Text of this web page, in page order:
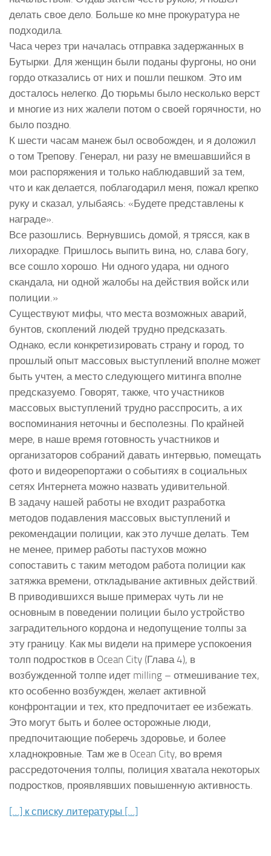
делать свое дело. Больше ко мне прокуратура не
подходила.
Часа через три началась отправка задержанных в
Бутырки. Для женщин были поданы фургоны, но они
гордо отказались от них и пошли пешком. Это им
досталось нелегко. До тюрьмы было несколько верст
и многие из них жалели потом о своей горячности, но
было поздно.
К шести часам манеж был освобожден, и я доложил
о том Трепову. Генерал, ни разу не вмешавшийся в
мои распоряжения и только наблюдавший за тем,
что и как делается, поблагодарил меня, пожал крепко
руку и сказал, улыбаясь: «Будете представлены к
награде».
Все разошлись. Вернувшись домой, я трясся, как в
лихорадке. Пришлось выпить вина, но, слава богу,
все сошло хорошо. Ни одного удара, ни одного
скандала, ни одной жалобы на действия войск или
полиции.»
Существуют мифы, что места возможных аварий,
бунтов, скоплений людей трудно предсказать.
Однако, если конкретизировать страну и город, то
прошлый опыт массовых выступлений вполне может
быть учтен, а место следующего митинга вполне
предсказуемо. Говорят, также, что участников
массовых выступлений трудно расспросить, а их
воспоминания неточны и бесполезны. По крайней
мере, в наше время готовность участников и
организаторов собраний давать интервью, помещать
фото и видеорепортажи о событиях в социальных
сетях Интернета можно назвать удивительной.
В задачу нашей работы не входит разработка
методов подавления массовых выступлений и
рекомендации полиции, как это лучше делать. Тем
не менее, пример работы пастухов можно
сопоставить с таким методом работа полиции как
затяжка времени, откладывание активных действий.
В приводившихся выше примерах чуть ли не
основным в поведении полиции было устройство
заградительного кордона и недопущение толпы за
эту границу. Как мы видели на примере успокоения
толп подростков в Ocean City (Глава 4), в
возбужденной толпе идет milling – отмешивание тех,
кто особенно возбужден, желает активной
конфронтации и тех, кто предпочитает ее избежать.
Это могут быть и более осторожные люди,
предпочитающие поберечь здоровье, и более
хладнокровные. Там же в Ocean City, во время
рассредоточения толпы, полиция хватала некоторых
подростков, проявлявших повышенную активность.
[…] к списку литературы […]